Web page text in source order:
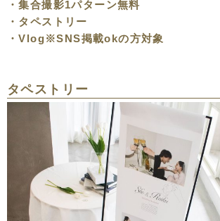
・集合撮影1パターン無料
・タペストリー
・Vlog※SNS掲載okの方対象
タペストリー